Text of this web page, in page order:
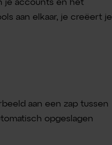
je accounts en het
aan elkaar, je creëert je
aan een zap tussen
opgeslagen